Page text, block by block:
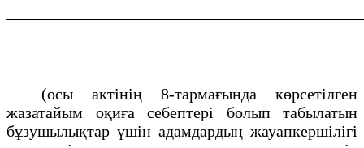
(осы актінің 8-тармағында көрсетілген
жазатайым оқиға себептері болып табылатын
бұзушылықтар үшін адамдардың жауапкершілігі